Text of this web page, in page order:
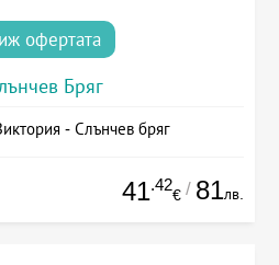
офертата
Бряг
- Слънчев бряг
41.42
€ / 81лв.